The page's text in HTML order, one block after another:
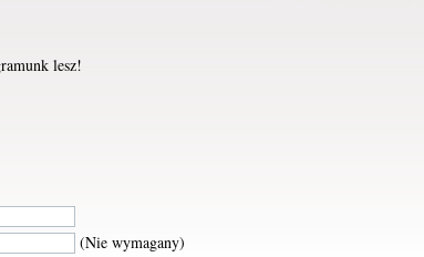
lesz!
(Nie wymagany)